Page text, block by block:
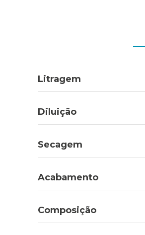
Litragem
Diluição
Secagem
Acabamento
Composição